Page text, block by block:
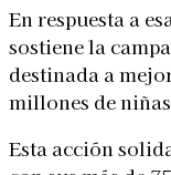
En respuesta a
sostiene la
destinada a
millones de
Esta acción